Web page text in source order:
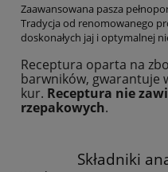
Zaawansowana pasza
Tradycja od renomowanego
doskonałych jaj i optymalnej
Receptura oparta na
barwników, gwarantuje
kur. Receptura nie
rzepakowych.
Składniki